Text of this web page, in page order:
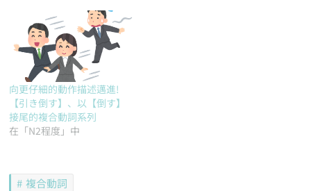
向更仔細的動作描述邁進!
【引き倒す】、以【倒す】
接尾的複合動詞系列
在「N2程度」中
複合動詞